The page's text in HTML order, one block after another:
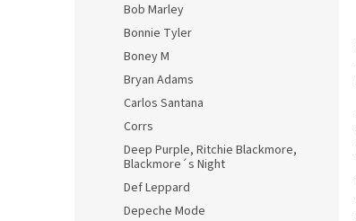
Bob Marley
Bonnie Tyler
Boney M
Bryan Adams
Carlos Santana
Corrs
Deep Purple, Ritchie Blackmore,
Blackmore´s Night
Def Leppard
Depeche Mode